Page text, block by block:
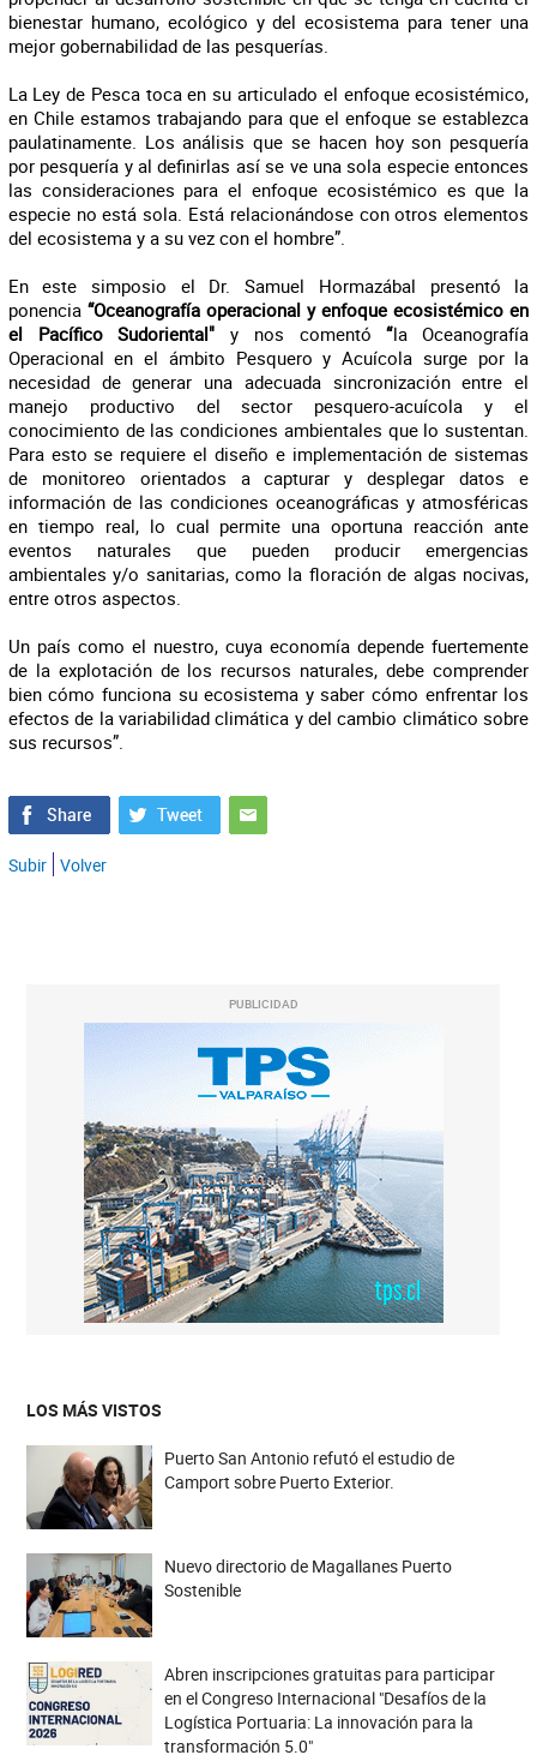
bienestar humano, ecológico y del ecosistema para tener una
mejor gobernabilidad de las pesquerías.
La Ley de Pesca toca en su articulado el enfoque ecosistémico,
en Chile estamos trabajando para que el enfoque se establezca
paulatinamente. Los análisis que se hacen hoy son pesquería
por pesquería y al definirlas así se ve una sola especie entonces
las consideraciones para el enfoque ecosistémico es que la
especie no está sola. Está relacionándose con otros elementos
del ecosistema y a su vez con el hombre”.
En este simposio el Dr. Samuel Hormazábal presentó la
ponencia “Oceanografía operacional y enfoque ecosistémico en
el Pacífico Sudoriental"y nos comentó “la Oceanografía
Operacional en el ámbito Pesquero y Acuícola surge por la
necesidad de generar una adecuada sincronización entre el
manejo productivo del sector pesquero-acuícola y el
conocimiento de las condiciones ambientales que lo sustentan.
Para esto se requiere el diseño e implementación de sistemas
de monitoreo orientados a capturar y desplegar datos e
información de las condiciones oceanográficas y atmosféricas
en tiempo real, lo cual permite una oportuna reacción ante
eventos naturales que pueden producir emergencias
ambientales y/o sanitarias, como la floración de algas nocivas,
entre otros aspectos.
Un país como el nuestro, cuya economía depende fuertemente
de la explotación de los recursos naturales, debe comprender
bien cómo funciona su ecosistema y saber cómo enfrentar los
efectos de la variabilidad climática y del cambio climático sobre
sus recursos”.
Subir Volver
PUBLICIDAD
LOS MÁS VISTOS
Puerto San Antonio refutó el estudio de
Camport sobre Puerto Exterior.
Nuevo directorio de Magallanes Puerto
Sostenible
Abren inscripciones gratuitas para participar
en el Congreso Internacional "Desafíos de la
Logística Portuaria: La innovación para la
transformación 5.0"